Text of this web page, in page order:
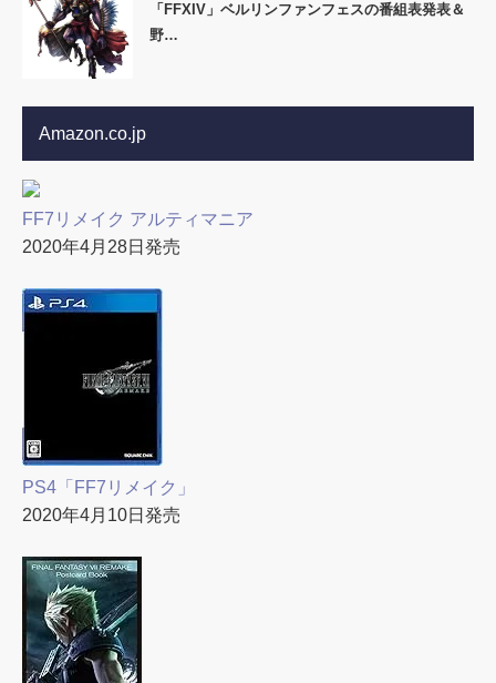
「FFXIV」ベルリンファンフェスの番組表発表＆
野…
Amazon.co.jp
FF7リメイク アルティマニア
2020年4月28日発売
PS4「FF7リメイク」
2020年4月10日発売